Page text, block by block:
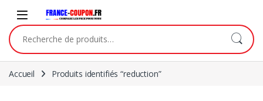
Recherche pour :
Accueil Produits identifiés “reduction”